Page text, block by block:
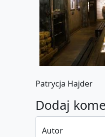
Patrycja Hajder
Dodaj
Autor